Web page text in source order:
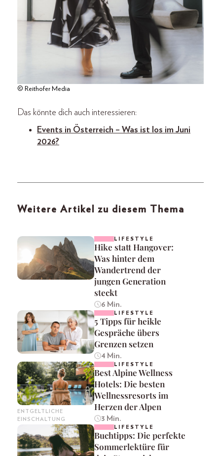
© Reithofer Media
Das könnte dich auch interessieren:
Events in Österreich – Was ist los im Juni
2026?
Weitere Artikel zu diesem Thema
LIFESTYLE
Hike statt Hangover:
Was hinter dem
Wandertrend der
jungen Generation
steckt
6 Min.
LIFESTYLE
5 Tipps für heikle
Gespräche übers
Grenzen setzen
4 Min.
ENTGELTLICHE
EINSCHALTUNG
LIFESTYLE
Best Alpine Wellness
Hotels: Die besten
Wellnessresorts im
Herzen der Alpen
3 Min.
LIFESTYLE
Buchtipps: Die perfekte
Sommerlektüre für